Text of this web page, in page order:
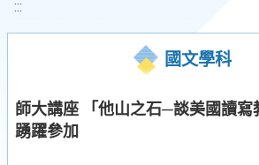
:::
國文學科
師大講座 「他山之石─談美國讀寫
踴躍參加